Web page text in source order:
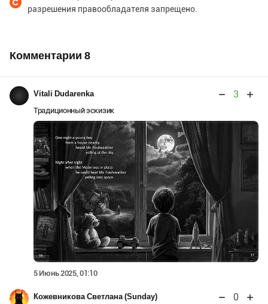
разрешения правообладателя запрещено.
Комментарии 8
Vitali Dudarenka 3
Традиционный эскизик
5 Июнь 2025, 01:10
Кожевникова Светлана (Sunday) 0